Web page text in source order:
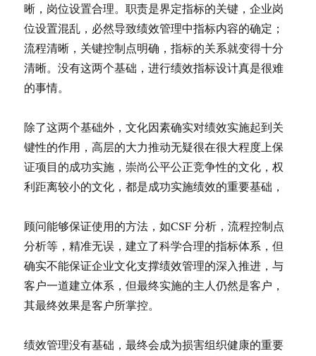
晰，岗位设置合理。职责是界定指标的关键，企业岗
位设置混乱，必然导致绩效管理中指标内容的确定；
流程清晰，关键控制点明确，指标的关系就变得十分
清晰。没有这两个基础，进行绩效指标设计真是很难
的事情。
除了这两个基础外，文化因素确实对绩效实施起到关
键性的作用，高层的大力推动无疑很在很大程度上保
证项目的成功实施，崇尚公平公正竞争性的文化，权
利距离较小的文化，都是成功实施绩效的重要基础，
顾问能够保证使用的方法，如CSF 分析，流程控制点
分析等，精准无误，建立了科学合理的指标体系，但
确实不能保证企业文化支撑绩效管理的深入推进，与
客户一道建立体系，但最终实施的主人仍然是客户，
其最终效果是客户所掌控。
绩效管理没有基础，最终会成为损害组织健康的重要